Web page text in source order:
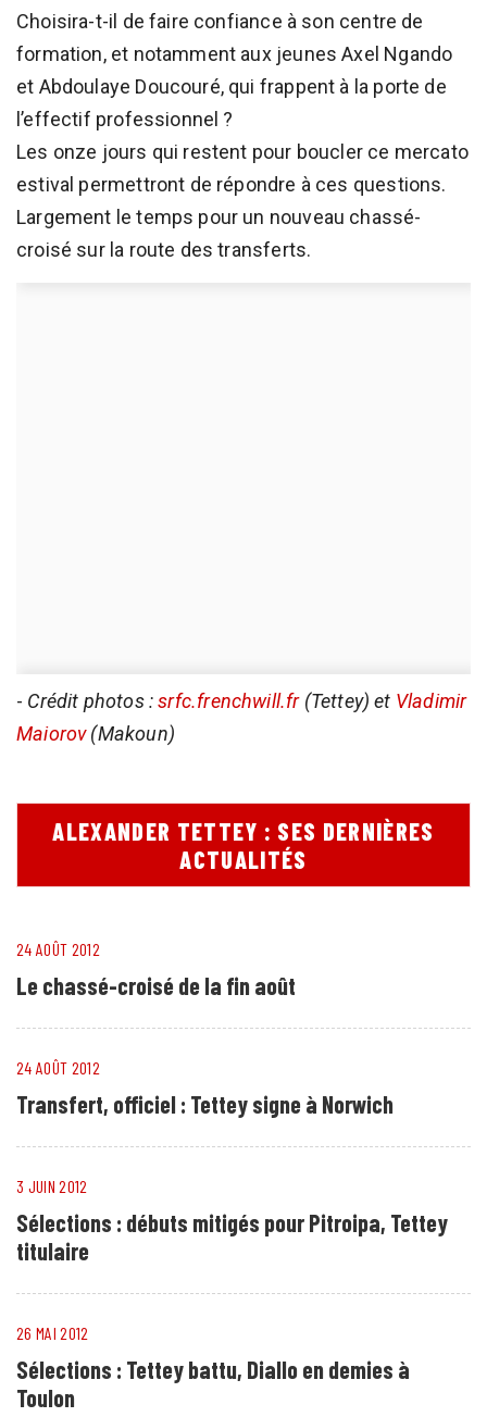
Choisira-t-il de faire confiance à son centre de
formation, et notamment aux jeunes Axel Ngando
et Abdoulaye Doucouré, qui frappent à la porte de
l’effectif professionnel ?
Les onze jours qui restent pour boucler ce mercato
estival permettront de répondre à ces questions.
Largement le temps pour un nouveau chassé-
croisé sur la route des transferts.
- Crédit photos :srfc.frenchwill.fr(Tettey) et Vladimir
Maiorov(Makoun)
ALEXANDER TETTEY : SES DERNIÈRES
ACTUALITÉS
24 AOÛT 2012
Le chassé-croisé de la fin août
24 AOÛT 2012
Transfert, officiel : Tettey signe à Norwich
3 JUIN 2012
Sélections : débuts mitigés pour Pitroipa, Tettey
titulaire
26 MAI 2012
Sélections : Tettey battu, Diallo en demies à
Toulon